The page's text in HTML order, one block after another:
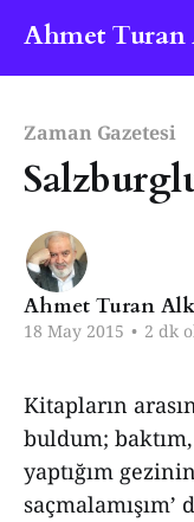
Ahmet
Zaman Gazetesi
Ahmet Turan
18 May 2015 • 2 dk
Kitapların
buldum; baktım,
yaptığım